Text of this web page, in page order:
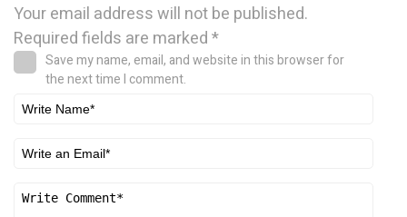
Your email address will not be published.
Required fields are marked*
Save my name, email, and website in this browser for
the next time I comment.